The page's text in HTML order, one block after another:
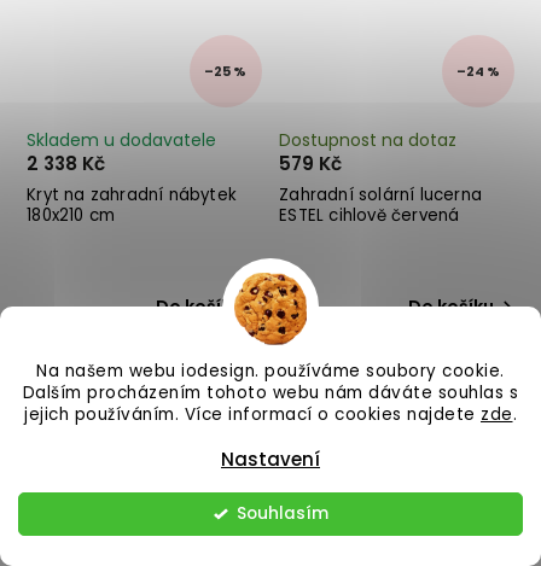
Na našem webu iodesign. používáme soubory cookie.
Dalším procházením tohoto webu nám dáváte souhlas s
jejich používáním. Více informací o cookies najdete zde.
Nastavení
Souhlasím
–25 %
Kryt na zahradní nábytek
180x210 cm
Skladem u dodavatele
2 338 Kč
Do košíku
–24 %
Zahradní solární lucerna
ESTEL cihlově červená
Dostupnost na dotaz
579 Kč
Do košíku